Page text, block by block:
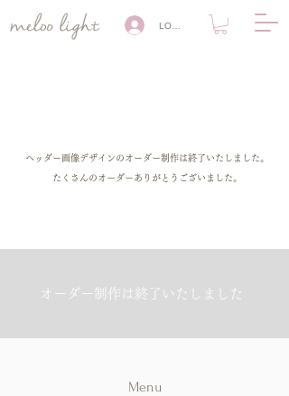
LOG IN
ヘッダー画像デザインのオーダー制作は終了いたしました。
​たくさんのオーダーありがとうございました。
オーダー制作は終了いたしました
Menu